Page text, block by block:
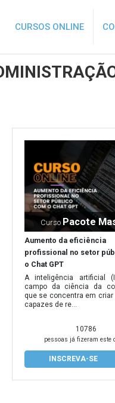
CURSOS ONLINE
Curso Pacote
Aumento da eficiência
profissional no setor
o Chat GPT
A inteligência artificial
campo da ciência da
que se concentra em criar
capazes de re...
10786
pessoas já fizeram este
INSCREVA-SE